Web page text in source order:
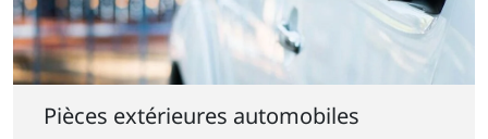
Pièces extérieures automobiles